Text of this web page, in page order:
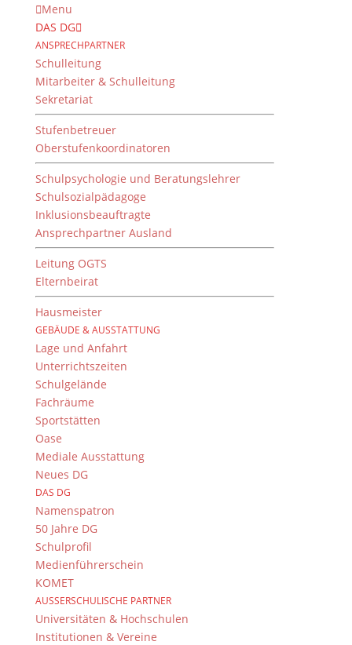
Menu
DAS DG
ANSPRECHPARTNER
Schulleitung
Mitarbeiter & Schulleitung
Sekretariat
Stufenbetreuer
Oberstufenkoordinatoren
Schulpsychologie und Beratungslehrer
Schulsozialpädagoge
Inklusionsbeauftragte
Ansprechpartner Ausland
Leitung OGTS
Elternbeirat
Hausmeister
GEBÄUDE & AUSSTATTUNG
Lage und Anfahrt
Unterrichtszeiten
Schulgelände
Fachräume
Sportstätten
Oase
Mediale Ausstattung
Neues DG
DAS DG
Namenspatron
50 Jahre DG
Schulprofil
Medienführerschein
KOMET
AUSSERSCHULISCHE PARTNER
Universitäten & Hochschulen
Institutionen & Vereine